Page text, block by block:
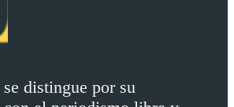
distingue por su